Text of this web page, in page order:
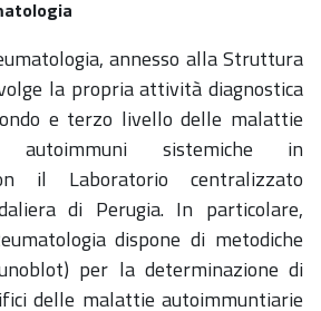
annesso alla Struttura
la propria attività diagnostica
e terzo livello delle malattie
autoimmuni sistemiche in
il Laboratorio centralizzato
di Perugia. In particolare,
dispone di metodiche
per la determinazione di
delle malattie autoimmuntiarie